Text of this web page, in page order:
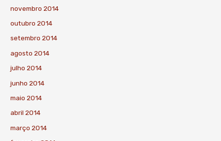
novembro 2014
outubro 2014
setembro 2014
agosto 2014
julho 2014
junho 2014
maio 2014
abril 2014
março 2014